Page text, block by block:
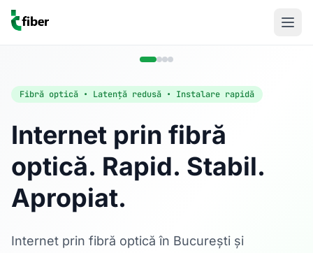
Fibră optică • Latență redusă • Instalare rapidă
Internet prin fibră
optică. Rapid. Stabil.
Apropiat.
Internet prin fibră optică în București și
Acasă
Internet Rezidențial
Fibră optică până la 1 Gbps, direct în casa ta.